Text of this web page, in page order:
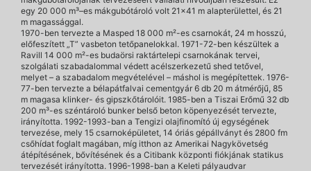
egy 20 000 m³–es mákgubótároló volt 21×41 m alapterülettel, és 21
m magassággal.
1970-ben tervezte a Masped 18 000 m²-es csarnokát, 24 m hosszú,
előfeszített „T” vasbeton tetőpanelokkal. 1971-72-ben készültek a
Ravill 14 000 m²-es budaörsi raktártelepi csarnokának tervei,
szolgálati szabadalommal védett acélszerkezetű shed tetővel,
melyet – a szabadalom megvételével – máshol is megépítettek. 1976-
77-ben tervezte a bélapátfalvai cementgyár 6 db 20 m átmérőjű, 85
m magasa klinker- és gipszkőtárolóit. 1985-ben a Tiszai Erőmű 32 db
200 m³-es széntároló bunker belső beton köpenyezését tervezte,
irányította. 1992-1993-ban a Tengizi olajfinomító új egységének
tervezése, mely 15 csarnoképületet, 14 óriás gépállványt és 2800 fm
csőhídat foglalt magában, míg itthon az Amerikai Nagykövetség
átépítésének, bővítésének és a Citibank központi fiókjának statikus
tervezését irányította. 1996-1998-ban a Keleti pályaudvar